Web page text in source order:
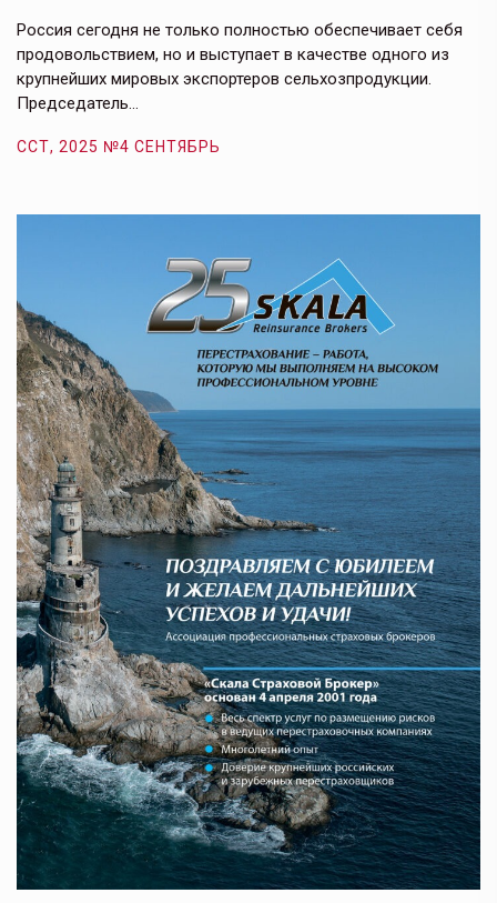
Россия сегодня не только полностью обеспечивает себя
продовольствием, но и выступает в качестве одного из
крупнейших мировых экспортеров сельхозпродукции.
Председатель…
ССТ, 2025 №4 СЕНТЯБРЬ